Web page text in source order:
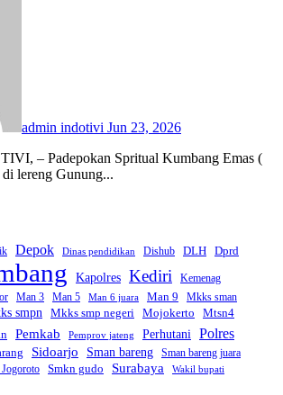
admin indotivi Jun 23, 2026
lereng Gunung...
Depok Dinas pendidikan Dishub DLH Dprd
Kapolres Kediri Kemenag
Man 3 Man 5 Man 6 juara Man 9 Mkks sman
smpn Mkks smp negeri Mojokerto Mtsn4
Pemkab Pemprov jateng Perhutani Polres
Sidoarjo Sman bareng Sman bareng juara
Jogoroto Smkn gudo Surabaya Wakil bupati